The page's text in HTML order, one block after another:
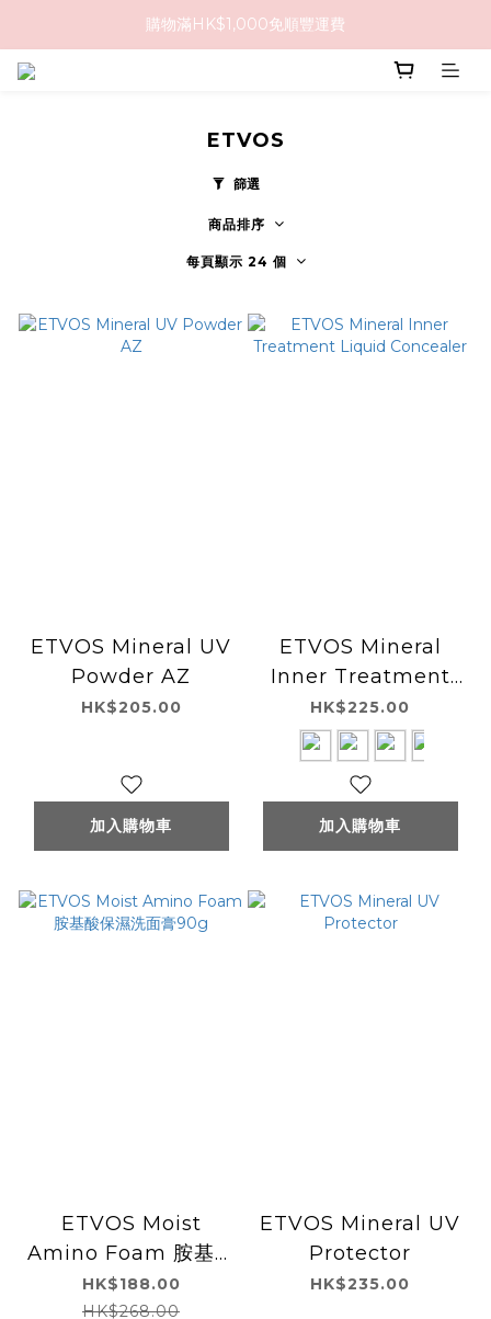
購物滿HK$1,000免順豐運費
購物滿HK$1,000免順豐運費
ETVOS
篩選
商品排序
每頁顯示 24 個
ETVOS Mineral UV
Powder AZ
HK$205.00
加入購物車
ETVOS Mineral
Inner Treatment
Liquid Concealer
HK$225.00
加入購物車
ETVOS Moist
Amino Foam 胺基酸
保濕洗面膏90g
HK$188.00
HK$268.00
ETVOS Mineral UV
Protector
HK$235.00